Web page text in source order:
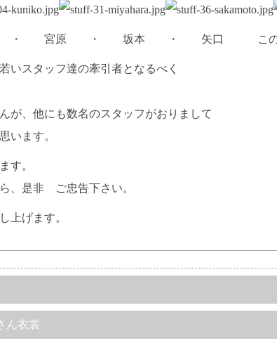
宮原 ・ 坂本 ・ 矢口 この
スタッフ達の牽引者となるべく
が、他にも数名のスタッフがおりまして
います。
す。
、是非 ご忠告下さい。
上げます。
ん衣裳